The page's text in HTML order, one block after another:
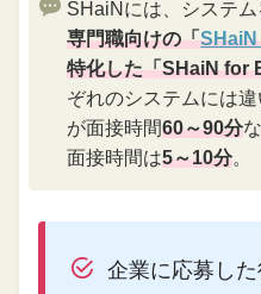
SHaiNには、システ
専門職向けの「SHaiN
特化した「SHaiN for
ぞれのシステムには
が面接時間60～90分
面接時間は5～10分。
企業に応募し